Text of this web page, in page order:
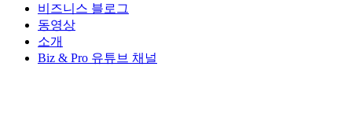
비즈니스 블로그
동영상
소개
Biz & Pro 유튜브 채널